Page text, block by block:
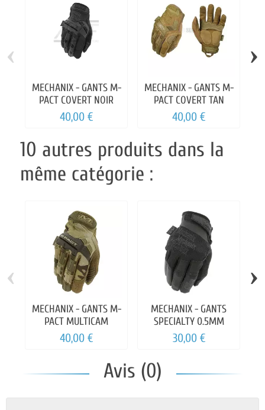
MECHANIX - GANTS M-
PACT COVERT NOIR
40,00 €
MECHANIX - GANTS M-
PACT COVERT TAN
40,00 €
‹ ›
10 autres produits dans la
même catégorie :
MECHANIX - GANTS M-
PACT MULTICAM
40,00 €
MECHANIX - GANTS
SPECIALTY 0.5MM
30,00 €
‹ ›
Avis (0)